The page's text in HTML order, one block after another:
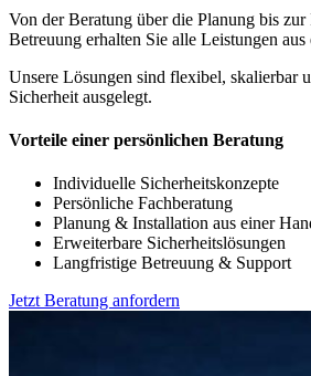
Von der Beratung über die Planung bis
Betreuung erhalten Sie alle Leistungen aus
Unsere Lösungen sind flexibel, skalierbar
Sicherheit ausgelegt.
Vorteile einer persönlichen Beratung
Individuelle Sicherheitskonzepte
Persönliche Fachberatung
Planung & Installation aus einer
Erweiterbare Sicherheitslösungen
Langfristige Betreuung & Support
Jetzt Beratung anfordern